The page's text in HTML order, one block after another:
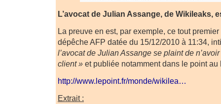
L’avocat de Julian Assange, de Wikileaks,
La preuve en est, par exemple, ce tout premier
dépêche AFP datée du 15/12/2010 à 11:34,
l’avocat de Julian Assange se plaint de
client » et publiée notamment dans le point au
http://www.lepoint.fr/monde/wikilea…
Extrait :